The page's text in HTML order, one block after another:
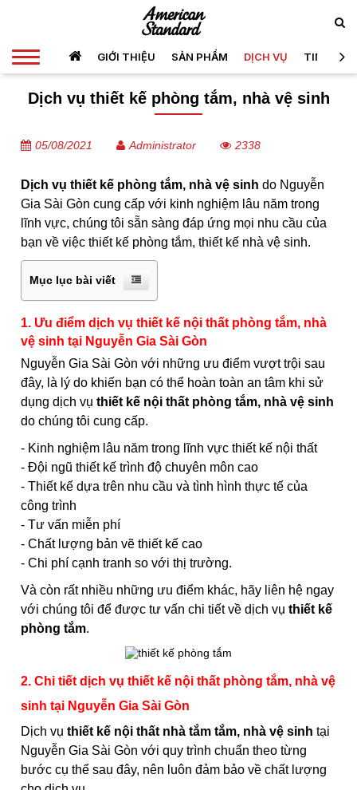
GIỚI THIỆU SẢN PHẨM DỊCH VỤ TIN TỨC
Dịch vụ thiết kế phòng tắm, nhà vệ sinh
05/08/2021 Administrator 2338
Dịch vụ thiết kế phòng tắm, nhà vệ sinh do Nguyễn
Gia Sài Gòn cung cấp với kinh nghiệm lâu năm trong
lĩnh vực, chúng tôi sẵn sàng đáp ứng mọi nhu cầu của
bạn về việc thiết kế phòng tắm, thiết kế nhà vệ sinh.
Mục lục bài viết
1. Ưu điểm dịch vụ thiết kế nội thất phòng tắm, nhà
vệ sinh tại Nguyễn Gia Sài Gòn
Nguyễn Gia Sài Gòn với những ưu điểm vượt trội sau
đây, là lý do khiến bạn có thể hoàn toàn an tâm khi sử
dụng dịch vụ thiết kế nội thất phòng tắm, nhà vệ sinh
do chúng tôi cung cấp.
- Kinh nghiệm lâu năm trong lĩnh vực thiết kế nội thất
- Đội ngũ thiết kế trình độ chuyên môn cao
- Thiết kế dựa trên nhu cầu và tình hình thực tế của
công trình
- Tư vấn miễn phí
- Chất lượng bản vẽ thiết kế cao
- Chi phí cạnh tranh so với thị trường.
Và còn rất nhiều những ưu điểm khác, hãy liên hệ ngay
với chúng tôi để được tư vấn chi tiết về dịch vụ thiết kế
phòng tắm.
2. Chi tiết dịch vụ thiết kế nội thất phòng tắm, nhà vệ
sinh tại Nguyễn Gia Sài Gòn
Dịch vụ thiết kế nội thất nhà tắm tắm, nhà vệ sinh tại
Nguyễn Gia Sài Gòn với quy trình chuẩn theo từng
bước cụ thể sau đây, nên luôn đảm bảo về chất lượng